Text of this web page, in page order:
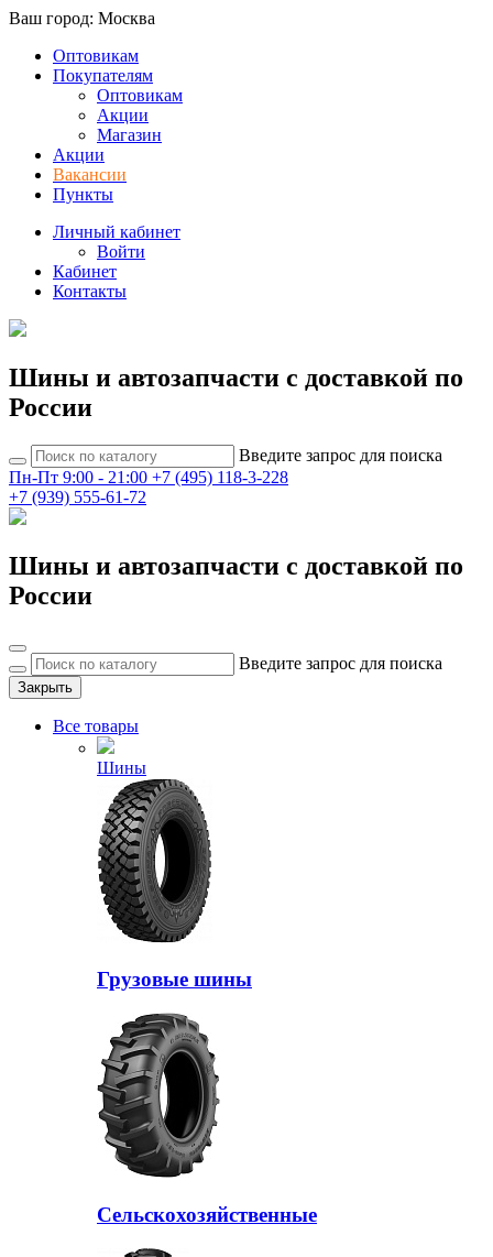
Ваш город: Москва
Оптовикам
Покупателям
Оптовикам
Акции
Магазин
Акции
Вакансии
Пункты
Личный кабинет
Войти
Кабинет
Контакты
Шины и автозапчасти с доставкой по
России
Введите запрос для поиска
Пн-Пт 9:00 - 21:00 +7 (495) 118-3-228
+7 (939) 555-61-72
Шины и автозапчасти с доставкой по
России
Введите запрос для поиска
Закрыть
Все товары
Шины
Грузовые шины
Сельскохозяйственные